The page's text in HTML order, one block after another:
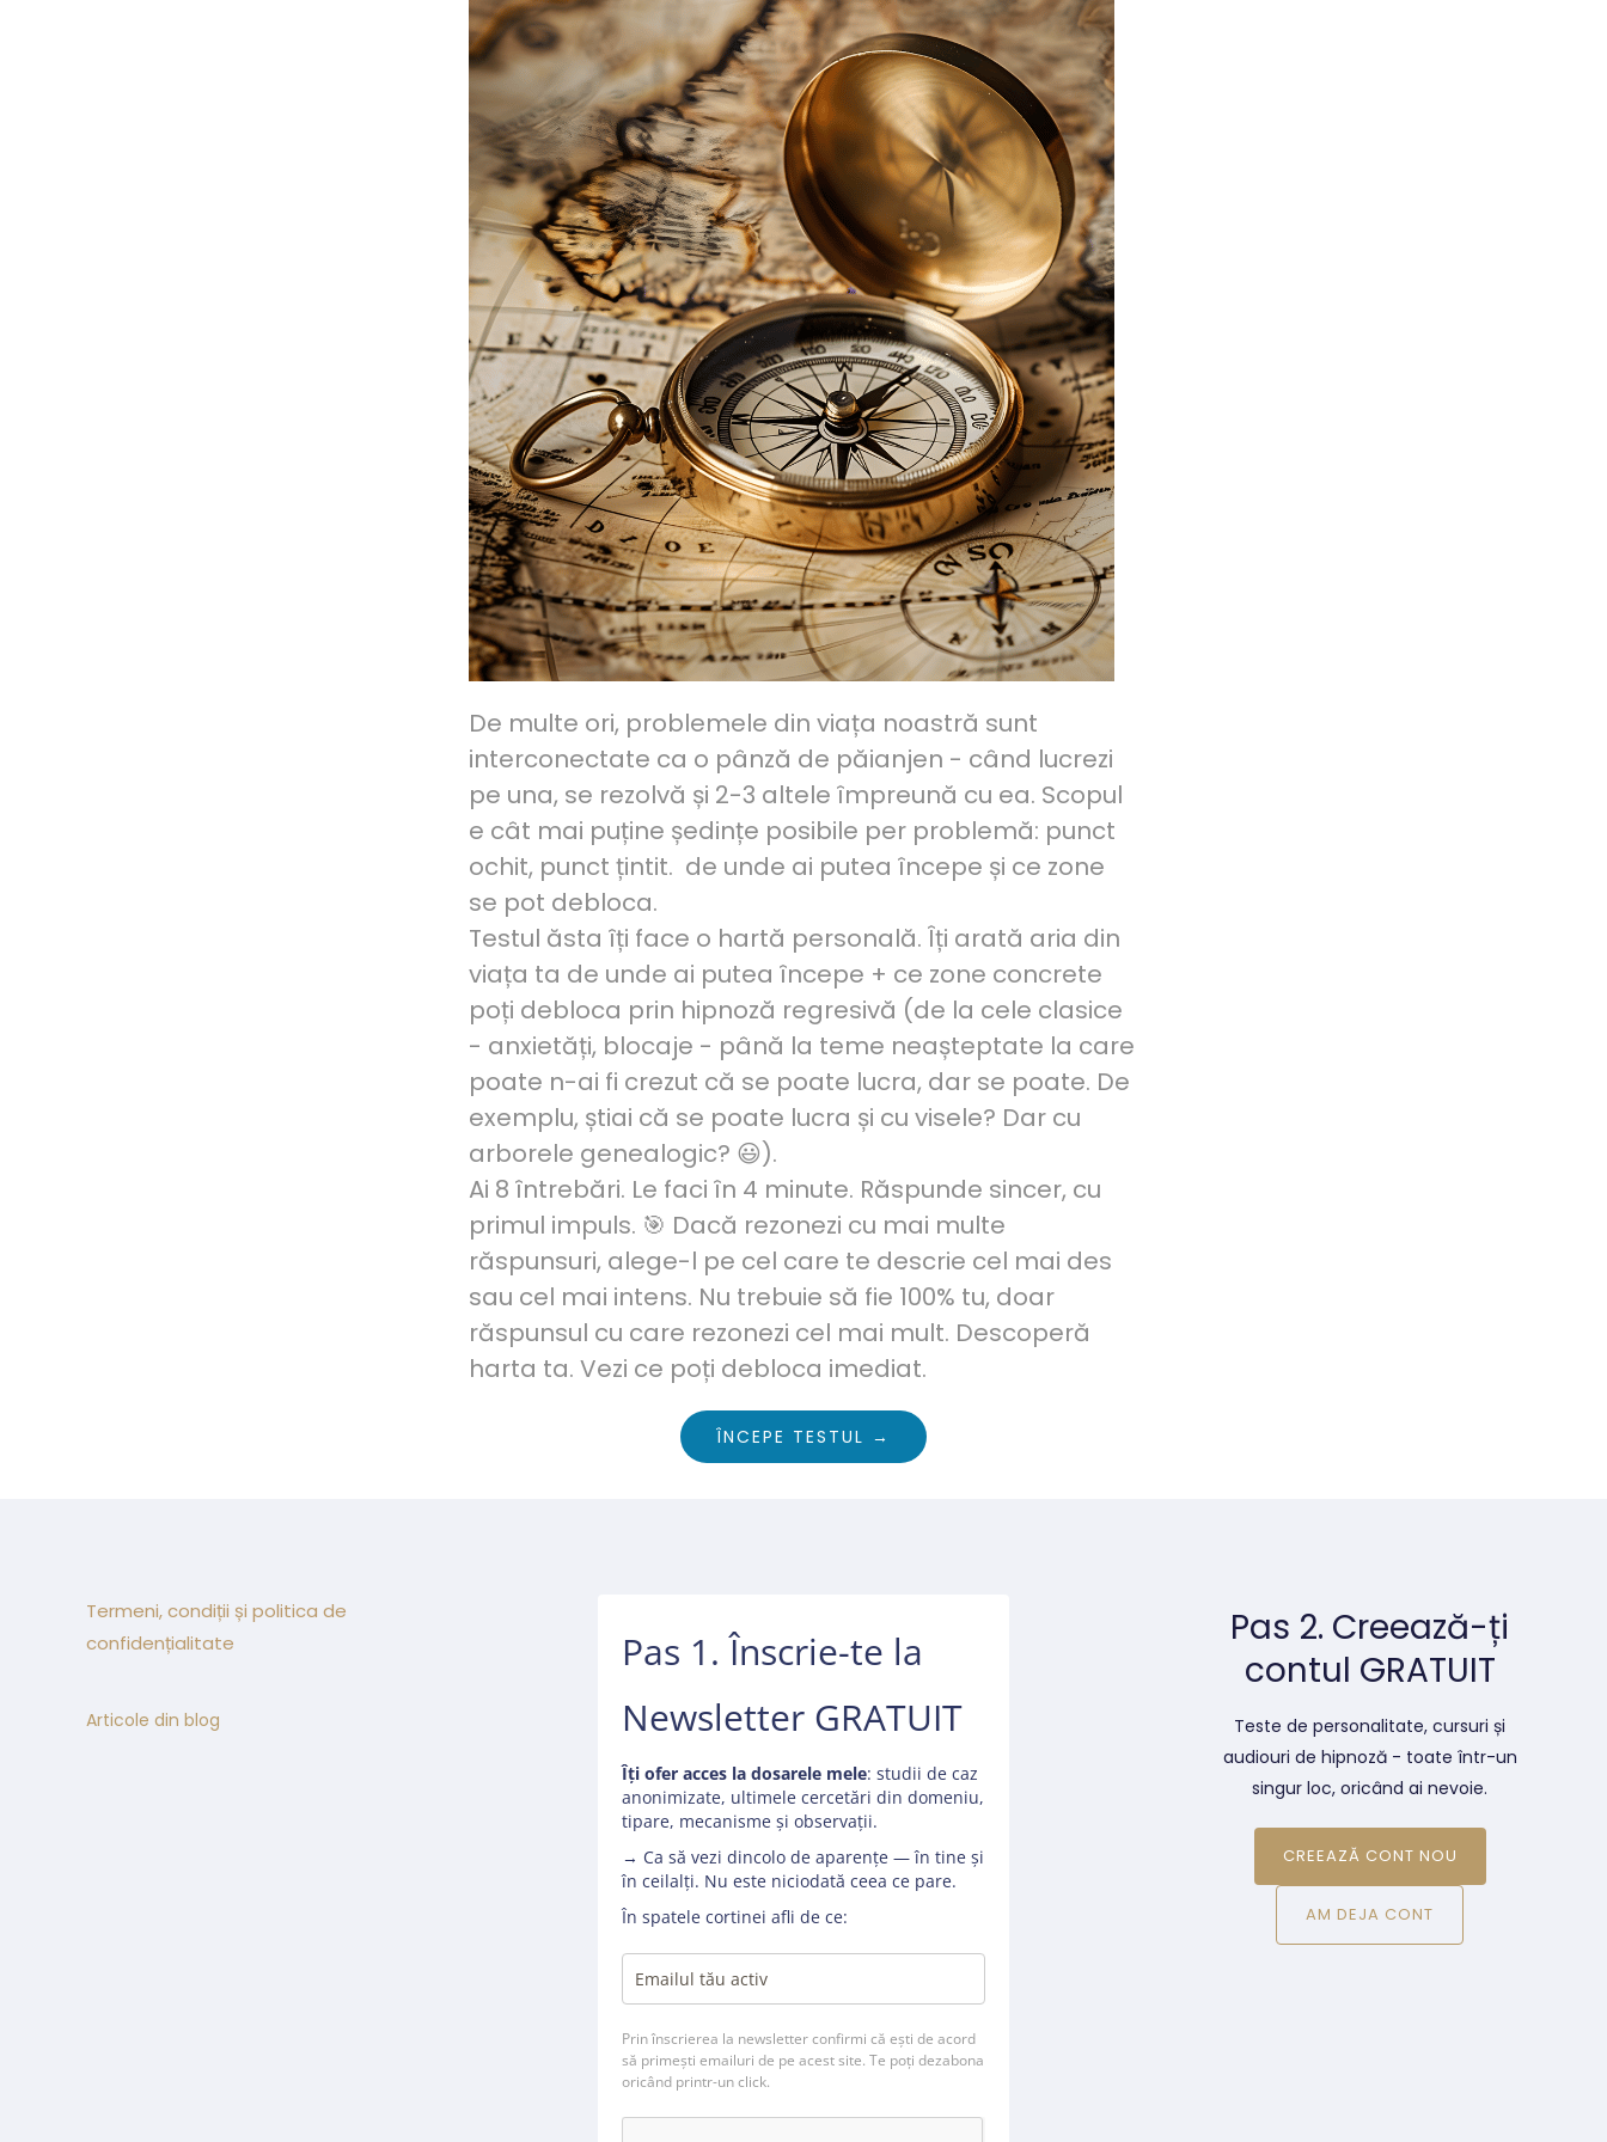
De multe ori, problemele din viața noastră sunt
interconectate ca o pânză de păianjen - când lucrezi
pe una, se rezolvă și 2-3 altele împreună cu ea. Scopul
e cât mai puține ședințe posibile per problemă: punct
ochit, punct țintit. de unde ai putea începe și ce zone
se pot debloca.
Testul ăsta îți face o hartă personală. Îți arată aria din
viața ta de unde ai putea începe + ce zone concrete
poți debloca prin hipnoză regresivă (de la cele clasice
- anxietăți, blocaje - până la teme neașteptate la care
poate n-ai fi crezut că se poate lucra, dar se poate. De
exemplu, știai că se poate lucra și cu visele? Dar cu
arborele genealogic? 😃).
Ai 8 întrebări. Le faci în 4 minute. Răspunde sincer, cu
primul impuls. 🎯 Dacă rezonezi cu mai multe
răspunsuri, alege-l pe cel care te descrie cel mai des
sau cel mai intens. Nu trebuie să fie 100% tu, doar
răspunsul cu care rezonezi cel mai mult. Descoperă
harta ta. Vezi ce poți debloca imediat.
ÎNCEPE TESTUL →
Termeni, condiții și politica de
confidențialitate
Articole din blog
Pas 1. Înscrie-te la
Newsletter GRATUIT
Îți ofer acces la dosarele mele: studii de caz
anonimizate, ultimele cercetări din domeniu,
tipare, mecanisme și observații.
→ Ca să vezi dincolo de aparențe — în tine și
în ceilalți. Nu este niciodată ceea ce pare.
În spatele cortinei afli de ce:
Prin înscrierea la newsletter confirmi că ești de acord
să primești emailuri de pe acest site. Te poți dezabona
oricând printr-un click.
Pas 2. Creează-ți
contul GRATUIT
Teste de personalitate, cursuri și
audiouri de hipnoză - toate într-un
singur loc, oricând ai nevoie.
CREEAZĂ CONT NOU
AM DEJA CONT